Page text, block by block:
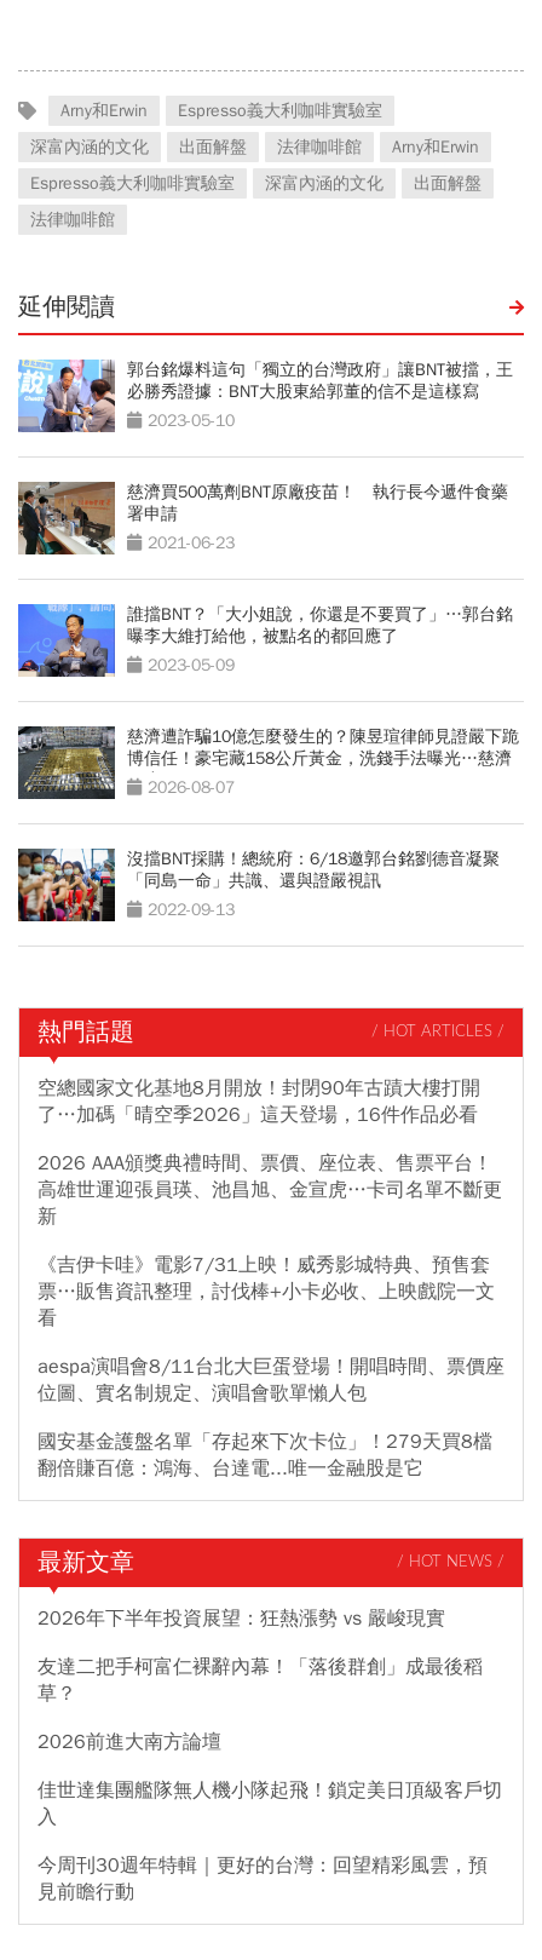
Arny和Erwin
Espresso義大利咖啡實驗室
深富內涵的文化
出面解盤 法律咖啡館
Arny和Erwin
Espresso義大利咖啡實驗室
深富內涵的文化
出面解盤
法律咖啡館
延伸閱讀
郭台銘爆料這句「獨立的台灣政府」讓BNT被擋，王
必勝秀證據：BNT大股東給郭董的信不是這樣寫
2023-05-10
慈濟買500萬劑BNT原廠疫苗！ 執行長今遞件食藥
署申請
2021-06-23
誰擋BNT？「大小姐說，你還是不要買了」…郭台銘
曝李大維打給他，被點名的都回應了
2023-05-09
慈濟遭詐騙10億怎麼發生的？陳昱瑄律師見證嚴下跪
博信任！豪宅藏158公斤黃金，洗錢手法曝光…慈濟
回應了
2026-08-07
沒擋BNT採購！總統府：6/18邀郭台銘劉德音凝聚
「同島一命」共識、還與證嚴視訊
2022-09-13
熱門話題 / HOT ARTICLES /
空總國家文化基地8月開放！封閉90年古蹟大樓打開
了…加碼「晴空季2026」這天登場，16件作品必看
2026 AAA頒獎典禮時間、票價、座位表、售票平台！
高雄世運迎張員瑛、池昌旭、金宣虎…卡司名單不斷更
新
《吉伊卡哇》電影7/31上映！威秀影城特典、預售套
票…販售資訊整理，討伐棒+小卡必收、上映戲院一文
看
aespa演唱會8/11台北大巨蛋登場！開唱時間、票價座
位圖、實名制規定、演唱會歌單懶人包
國安基金護盤名單「存起來下次卡位」！279天買8檔
翻倍賺百億：鴻海、台達電...唯一金融股是它
最新文章 / HOT NEWS /
2026年下半年投資展望：狂熱漲勢 vs 嚴峻現實
友達二把手柯富仁裸辭內幕！「落後群創」成最後稻
草？
2026前進大南方論壇
佳世達集團艦隊無人機小隊起飛！鎖定美日頂級客戶切
入
今周刊30週年特輯｜更好的台灣：回望精彩風雲，預
見前瞻行動